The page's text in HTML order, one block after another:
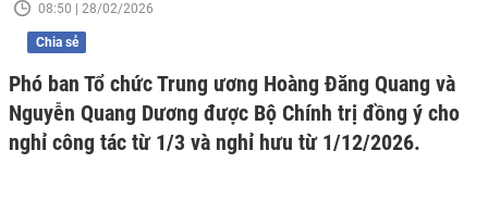
08:50 | 28/02/2026
Chia sẻ
Phó ban Tổ chức Trung ương Hoàng Đăng Quang và
Nguyễn Quang Dương được Bộ Chính trị đồng ý cho
nghỉ công tác từ 1/3 và nghỉ hưu từ 1/12/2026.